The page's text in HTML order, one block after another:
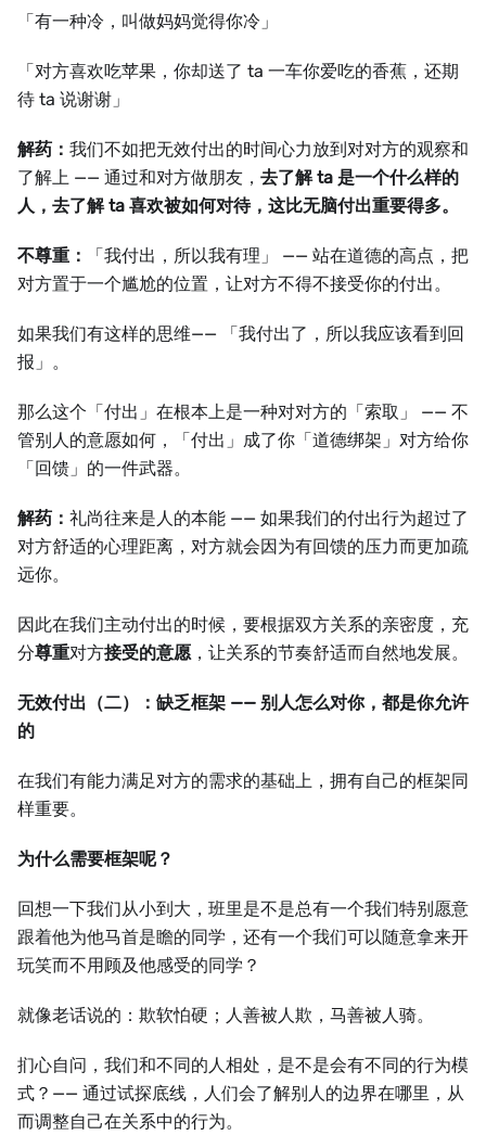
「有一种冷，叫做妈妈觉得你冷」
「对方喜欢吃苹果，你却送了 ta 一车你爱吃的香蕉，还期
待 ta 说谢谢」
解药： 我们不如把无效付出的时间心力放到对对方的观察和
了解上 —— 通过和对方做朋友， 去了解 ta 是一个什么样的
人，去了解 ta 喜欢被如何对待，这比无脑付出重要得多。
不尊重：
「我付出，所以我有理」 —— 站在道德的高点，把
对方置于一个尴尬的位置，让对方不得不接受你的付出。
如果我们有这样的思维—— 「我付出了，所以我应该看到回
报」。
那么这个「付出」在根本上是一种对对方的「索取」 —— 不
管别人的意愿如何，「付出」成了你「道德绑架」对方给你
「回馈」的一件武器。
解药： 礼尚往来是人的本能 —— 如果我们的付出行为超过了
对方舒适的心理距离，对方就会因为有回馈的压力而更加疏
远你。
因此在我们主动付出的时候，要根据双方关系的亲密度，充
分尊重对方接受的意愿 ，让关系的节奏舒适而自然地发展。
无效付出（二）：缺乏框架 —— 别人怎么对你，都是你允许
的
在我们有能力满足对方的需求的基础上，拥有自己的框架同
样重要。
为什么需要框架呢？
回想一下我们从小到大，班里是不是总有一个我们特别愿意
跟着他为他马首是瞻的同学，还有一个我们可以随意拿来开
玩笑而不用顾及他感受的同学？
就像老话说的：欺软怕硬；人善被人欺，马善被人骑。
扪心自问，我们和不同的人相处，是不是会有不同的行为模
式？—— 通过试探底线，人们会了解别人的边界在哪里，从
而调整自己在关系中的行为。